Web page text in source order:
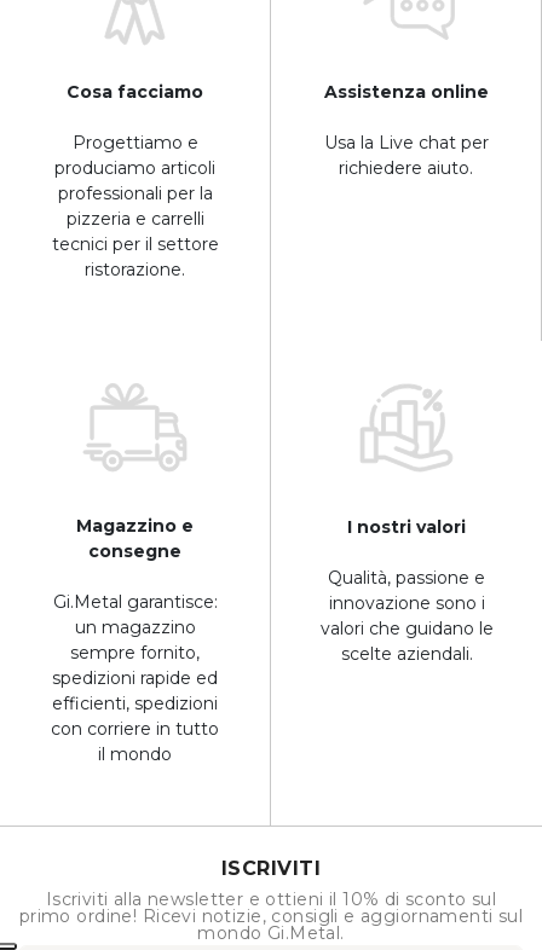
Cosa facciamo
Progettiamo e
produciamo articoli
professionali per la
pizzeria e carrelli
tecnici per il settore
ristorazione.
Assistenza online
Usa la Live chat per
richiedere aiuto.
Magazzino e
consegne
Gi.Metal garantisce:
un magazzino
sempre fornito,
spedizioni rapide ed
efficienti, spedizioni
con corriere in tutto
il mondo
I nostri valori
Qualità, passione e
innovazione sono i
valori che guidano le
scelte aziendali.
ISCRIVITI
Iscriviti alla newsletter e ottieni il 10% di sconto sul
primo ordine! Ricevi notizie, consigli e aggiornamenti sul
mondo Gi.Metal.